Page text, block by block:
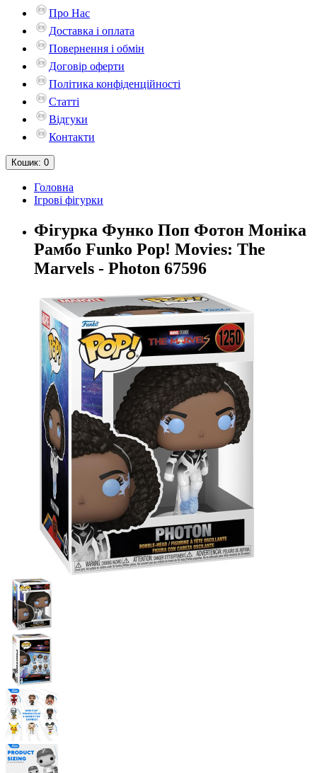
Про Нас
Доставка і оплата
Повернення і обмін
Договір оферти
Політика конфіденційності
Статті
Відгуки
Контакти
Кошик: 0
Головна
Ігрові фігурки
Фігурка Функо Поп Фотон Моніка
Рамбо Funko Pop! Movies: The
Marvels - Photon 67596